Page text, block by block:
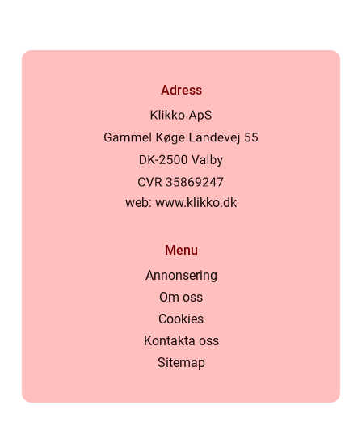
Adress
web: www.klikko.dk
Menu
Annonsering
Om oss
Cookies
Kontakta oss
Sitemap